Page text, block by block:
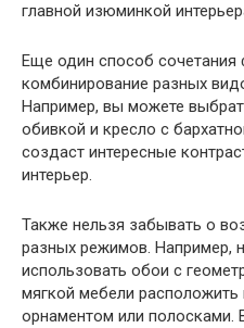
главной изюминкой
Еще один способ сочетания
комбинирование разных
Например, вы можете
обивкой и кресло с
создаст интересные
интерьер.
Также нельзя забывать о
разных режимов. Например,
использовать обои с
мягкой мебели
орнаментом или полосками.